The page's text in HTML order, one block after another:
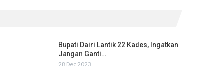
Bupati Dairi Lantik 22 Kades, Ingatkan
Jangan Ganti…
28 Dec 2023